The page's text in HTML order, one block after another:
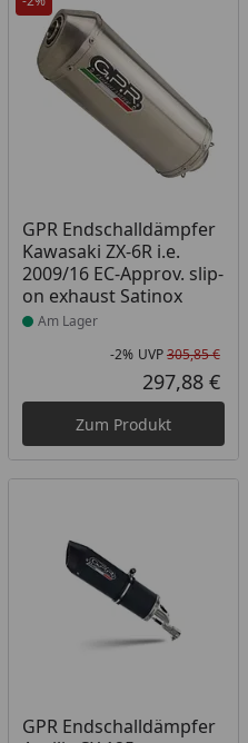
Preis
GPR Endschalldämpfer
Kawasaki ZX-6R i.e.
2009/16 EC-Approv. slip-
on exhaust Satinox
Produkt am Lager
Am Lager
-2% UVP305,85 €
297,88 €
Zum Produkt
GPR Endschalldämpfer
Produkt am Lager